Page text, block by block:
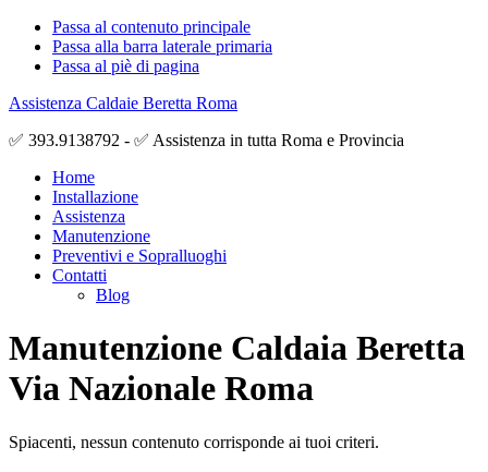
Passa al contenuto principale
Passa alla barra laterale primaria
Passa al piè di pagina
Assistenza Caldaie Beretta Roma
✅ 393.9138792 - ✅ Assistenza in tutta Roma e Provincia
Home
Installazione
Assistenza
Manutenzione
Preventivi e Sopralluoghi
Contatti
Blog
Manutenzione Caldaia Beretta
Via Nazionale Roma
Spiacenti, nessun contenuto corrisponde ai tuoi criteri.